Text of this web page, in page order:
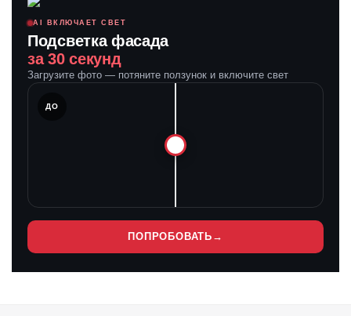
AI ВКЛЮЧАЕТ СВЕТ
Подсветка фасада
за 30 секунд
Загрузите фото — потяните ползунок и включите свет
ДО
ПОПРОБОВАТЬ →